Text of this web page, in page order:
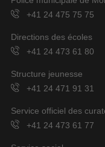
+41 24 475 75 75
Directions des écoles
+41 24 473 61 80
Structure jeunesse
+41 24 471 91 31
Service officiel des
+41 24 473 61 77